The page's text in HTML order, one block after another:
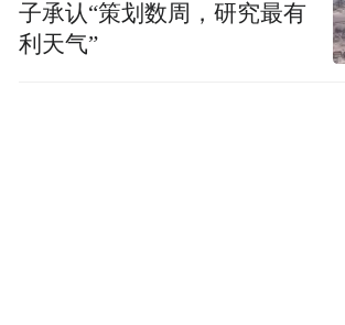
子承认“策划数周，研究最有
利天气”